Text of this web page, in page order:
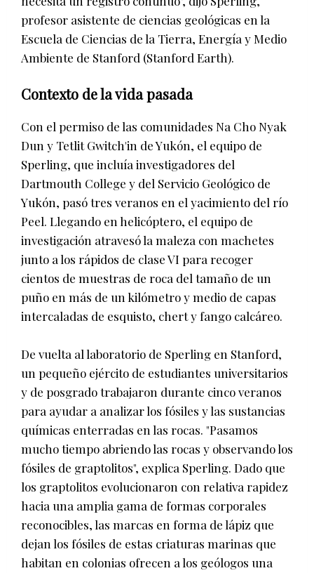
profesor asistente de ciencias geológicas en la
Escuela de Ciencias de la Tierra, Energía y Medio
Ambiente de Stanford (Stanford Earth).
Contexto de la vida pasada
Con el permiso de las comunidades Na Cho Nyak
Dun y Tetlit Gwitch'in de Yukón, el equipo de
Sperling, que incluía investigadores del
Dartmouth College y del Servicio Geológico de
Yukón, pasó tres veranos en el yacimiento del río
Peel. Llegando en helicóptero, el equipo de
investigación atravesó la maleza con machetes
junto a los rápidos de clase VI para recoger
cientos de muestras de roca del tamaño de un
puño en más de un kilómetro y medio de capas
intercaladas de esquisto, chert y fango calcáreo.
De vuelta al laboratorio de Sperling en Stanford,
un pequeño ejército de estudiantes universitarios
y de posgrado trabajaron durante cinco veranos
para ayudar a analizar los fósiles y las sustancias
químicas enterradas en las rocas. "Pasamos
mucho tiempo abriendo las rocas y observando los
fósiles de graptolitos", explica Sperling. Dado que
los graptolitos evolucionaron con relativa rapidez
hacia una amplia gama de formas corporales
reconocibles, las marcas en forma de lápiz que
dejan los fósiles de estas criaturas marinas que
habitan en colonias ofrecen a los geólogos una